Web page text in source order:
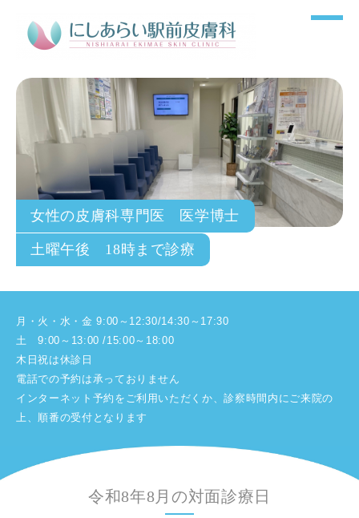
女性の皮膚科専門医 医学博士
土曜午後 18時まで診療
月・火・水・金 9:00～12:30/14:30～17:30
土 9:00～13:00 /15:00～18:00
木日祝は休診日
電話での予約は承っておりません
インターネット予約をご利用いただくか、診察時間内にご来院の
上、順番の受付となります
令和8年8月の対面診療日